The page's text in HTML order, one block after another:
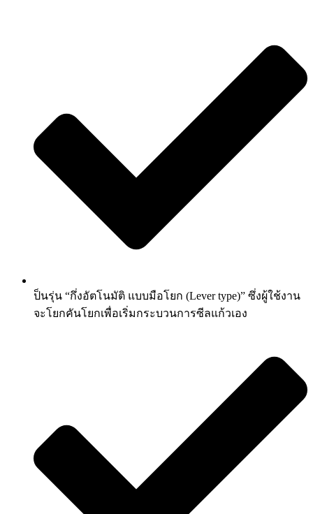
ป็นรุ่น “กึ่งอัตโนมัติ แบบมือโยก (Lever type)” ซึ่งผู้ใช้งาน
จะโยกคันโยกเพื่อเริ่มกระบวนการซีลแก้วเอง